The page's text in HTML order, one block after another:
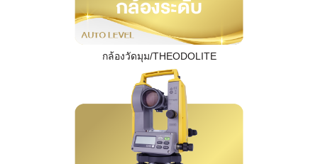
กล้องวัดมุม/THEODOLITE